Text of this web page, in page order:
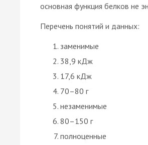
основная функция белков не
Перечень понятий и данных:
заменимые
38,9 кДж
17,6 кДж
70–80 г
незаменимые
80–150 г
полноценные